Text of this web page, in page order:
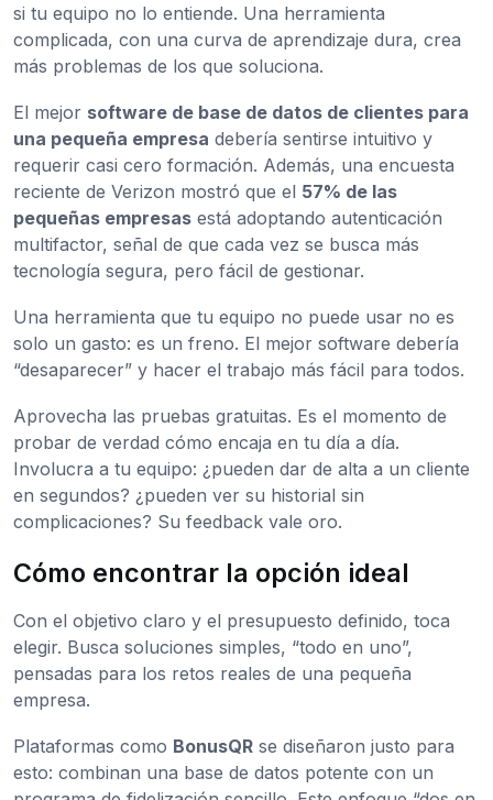
si tu equipo no lo entiende. Una herramienta
complicada, con una curva de aprendizaje dura, crea
más problemas de los que soluciona.
El mejor software de base de datos de clientes para
una pequeña empresa debería sentirse intuitivo y
requerir casi cero formación. Además, una encuesta
reciente de Verizon mostró que el 57% de las
pequeñas empresas está adoptando autenticación
multifactor, señal de que cada vez se busca más
tecnología segura, pero fácil de gestionar.
Una herramienta que tu equipo no puede usar no es
solo un gasto: es un freno. El mejor software debería
“desaparecer” y hacer el trabajo más fácil para todos.
Aprovecha las pruebas gratuitas. Es el momento de
probar de verdad cómo encaja en tu día a día.
Involucra a tu equipo: ¿pueden dar de alta a un cliente
en segundos? ¿pueden ver su historial sin
complicaciones? Su feedback vale oro.
Cómo encontrar la opción ideal
Con el objetivo claro y el presupuesto definido, toca
elegir. Busca soluciones simples, “todo en uno”,
pensadas para los retos reales de una pequeña
empresa.
Plataformas como BonusQR se diseñaron justo para
esto: combinan una base de datos potente con un